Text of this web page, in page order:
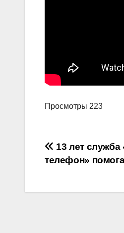
Просмотры 223
записям
13 лет
телефон»